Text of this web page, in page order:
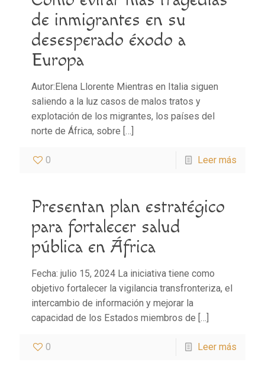
de inmigrantes en su
desesperado éxodo a
Europa
Autor:Elena Llorente Mientras en Italia siguen
saliendo a la luz casos de malos tratos y
explotación de los migrantes, los países del
norte de África, sobre […]
0 Leer más
Presentan plan estratégico
para fortalecer salud
pública en África
Fecha: julio 15, 2024 La iniciativa tiene como
objetivo fortalecer la vigilancia transfronteriza, el
intercambio de información y mejorar la
capacidad de los Estados miembros de […]
0 Leer más